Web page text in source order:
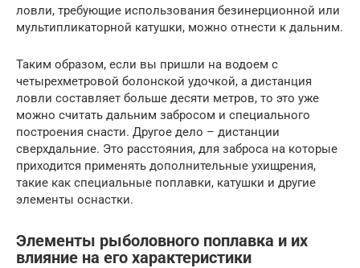
ловли, требующие использования безинерционной или
мультипликаторной катушки, можно отнести к дальним.
Таким образом, если вы пришли на водоем с
четырехметровой болонской удочкой, а дистанция
ловли составляет больше десяти метров, то это уже
можно считать дальним забросом и специального
построения снасти. Другое дело – дистанции
сверхдальние. Это расстояния, для заброса на которые
приходится применять дополнительные ухищрения,
такие как специальные поплавки, катушки и другие
элементы оснастки.
Элементы рыболовного поплавка и их
влияние на его характеристики